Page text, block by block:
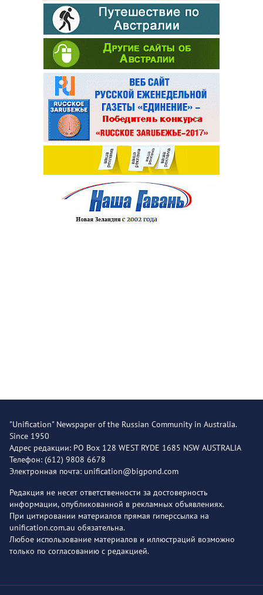
"Unification" Newspaper of the Russian Community in Australia.
Since 1950
Адрес редакции: PO Box 128 WEST RYDE 1685 NSW AUSTRALIA
Телефон: (612) 9808 6678
Электронная почта: unification@bigpond.com
Редакция не несет ответственности за достоверность
информации, опубликованной в рекламных объявлениях.
При цитировании материалов прямая гиперссылка на
unification.com.au обязательна.
Любое использование материалов и иллюстраций возможно
только по согласованию с редакцией.